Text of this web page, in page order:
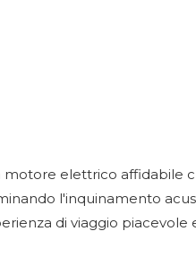
elettrico
l'inquinamento
di viaggio piacevole